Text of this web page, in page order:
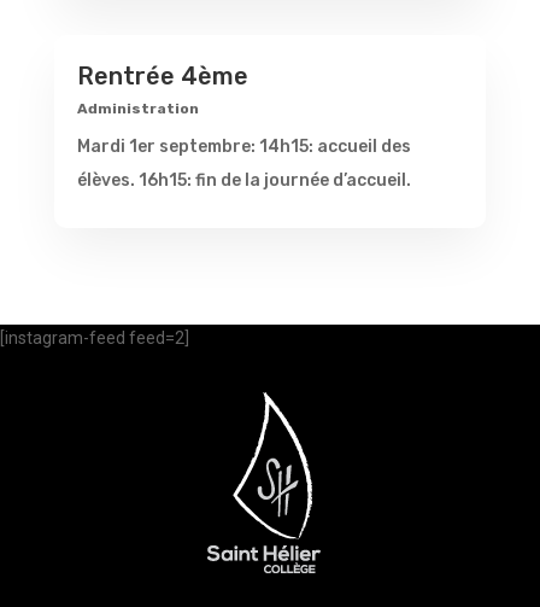
Rentrée 4ème
Administration
Mardi 1er septembre: 14h15: accueil des
élèves. 16h15: fin de la journée d’accueil.
[instagram-feed feed=2]